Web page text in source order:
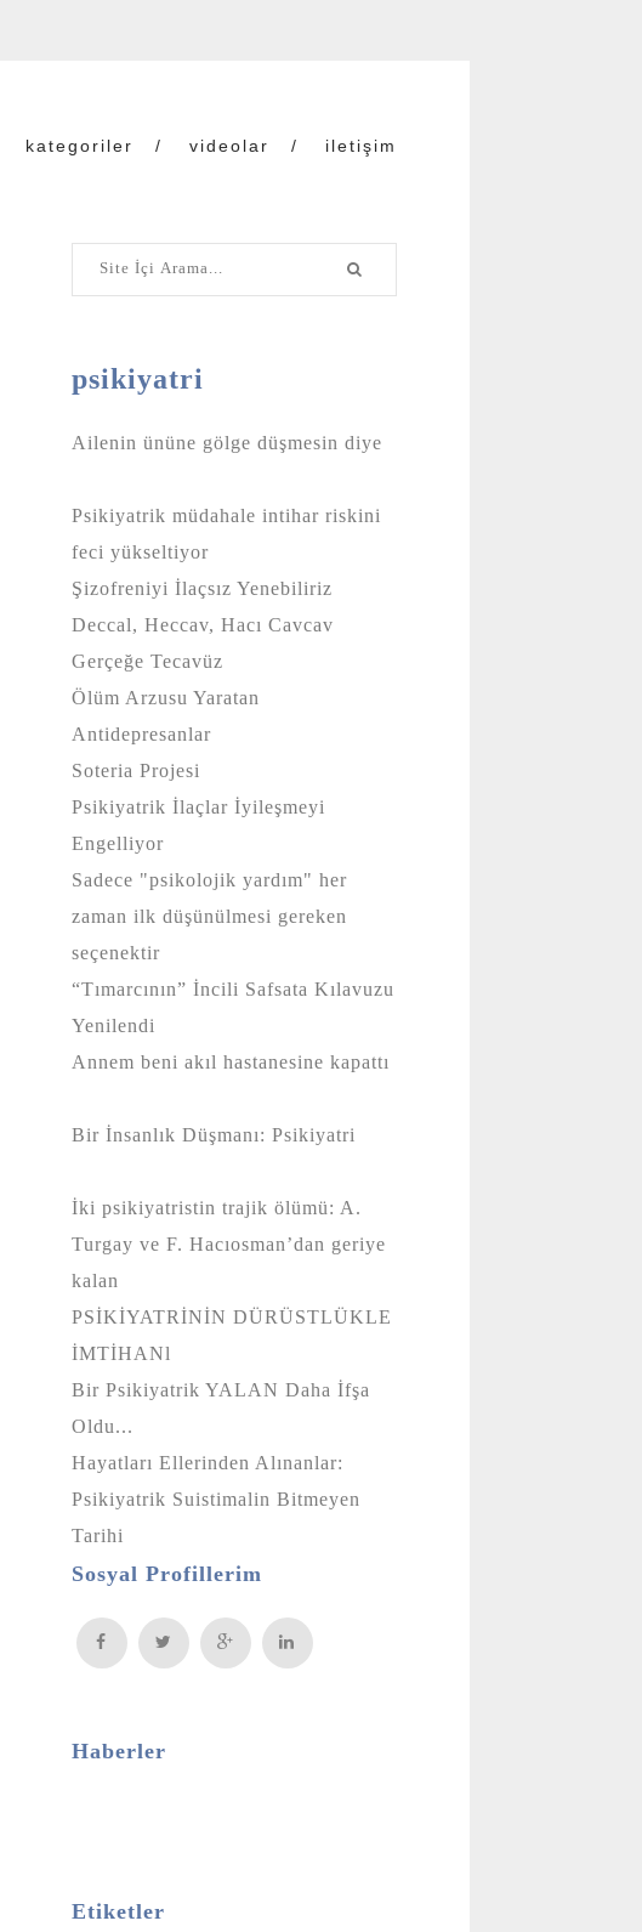
kategoriler videolar iletişim
psikiyatri
Ailenin ününe gölge düşmesin diye
Psikiyatrik müdahale intihar riskini
feci yükseltiyor
Şizofreniyi İlaçsız Yenebiliriz
Deccal, Heccav, Hacı Cavcav
Gerçeğe Tecavüz
Ölüm Arzusu Yaratan
Antidepresanlar
Soteria Projesi
Psikiyatrik İlaçlar İyileşmeyi
Engelliyor
Sadece "psikolojik yardım" her
zaman ilk düşünülmesi gereken
seçenektir
“Tımarcının” İncili Safsata Kılavuzu
Yenilendi
Annem beni akıl hastanesine kapattı
Bir İnsanlık Düşmanı: Psikiyatri
İki psikiyatristin trajik ölümü: A.
Turgay ve F. Hacıosman’dan geriye
kalan
PSİKİYATRİNİN DÜRÜSTLÜKLE
İMTİHANl
Bir Psikiyatrik YALAN Daha İfşa
Oldu...
Hayatları Ellerinden Alınanlar:
Psikiyatrik Suistimalin Bitmeyen
Tarihi
Sosyal Profillerim
Haberler
Etiketler